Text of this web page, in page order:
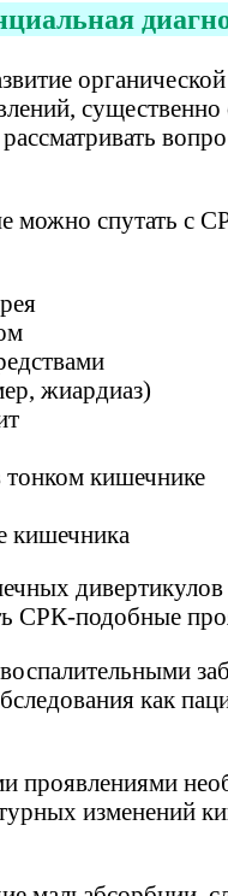
можно спутать с
жиардиаз)
кишечнике
кишечника
дивертикулов
СРК-подобные
как
проявлениями
изменений